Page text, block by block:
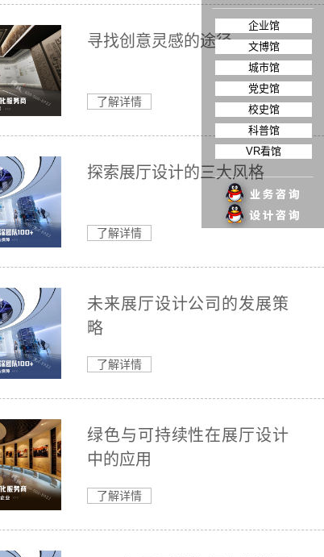
03-23 11:26:09西安市国资委党
三民一行莅临精诚走访调研3月20
委党委书记、主任刘三民一行莅...
寻找创意灵感的途径
了解详情
探索展厅设计的三大风格
了解详情
未来展厅设计公司的发展策
略
了解详情
绿色与可持续性在展厅设计
中的应用
了解详情
企业馆
文博馆
城市馆
党史馆
校史馆
科普馆
VR看馆